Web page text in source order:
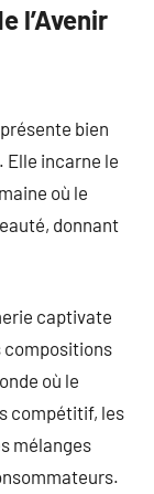
l’Avenir
bien
Elle incarne le
où le
donnant
captivate
compositions
où le
compétitif, les
mélanges